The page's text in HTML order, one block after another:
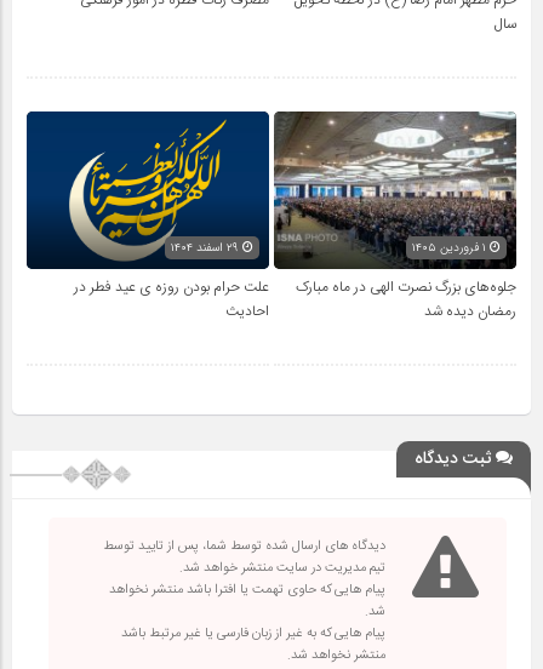
سال
جلوه‌های بزرگ نصرت الهی در ماه مبارک
رمضان دیده شد
علت حرام بودن روزه ی عید فطر در
احادیث
ثبت دیدگاه
دیدگاه های ارسال شده توسط شما، پس از تایید توسط
تیم مدیریت در سایت منتشر خواهد شد.
پیام هایی که حاوی تهمت یا افترا باشد منتشر نخواهد
شد.
پیام هایی که به غیر از زبان فارسی یا غیر مرتبط باشد
منتشر نخواهد شد.